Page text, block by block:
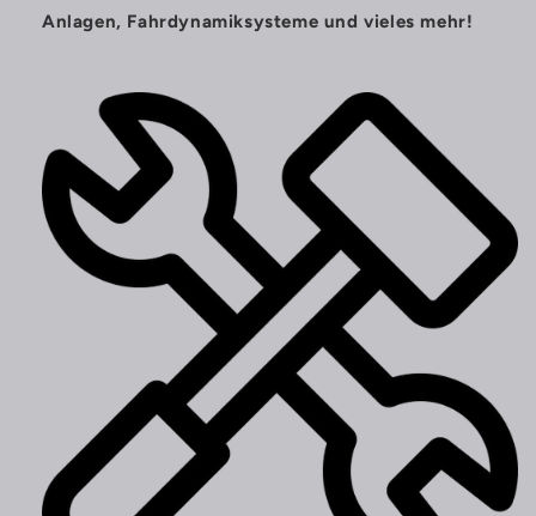
Anlagen, Fahrdynamiksysteme und vieles mehr!